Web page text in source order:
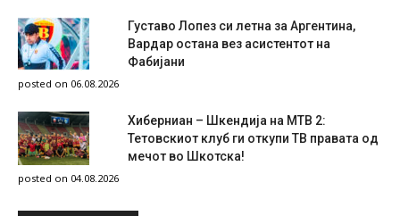
Густаво Лопез си летна за Аргентина,
Вардар остана вез асистентот на
Фабијани
posted on 06.08.2026
Хиберниан – Шкендија на МТВ 2:
Тетовскиот клуб ги откупи ТВ правата од
мечот во Шкотска!
posted on 04.08.2026